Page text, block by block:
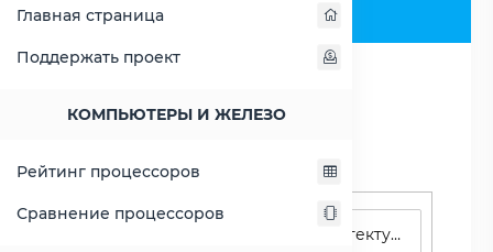
Главная страница
Поддержать проект
КОМПЬЮТЕРЫ И ЖЕЛЕЗО
Рейтинг процессоров
Сравнение процессоров